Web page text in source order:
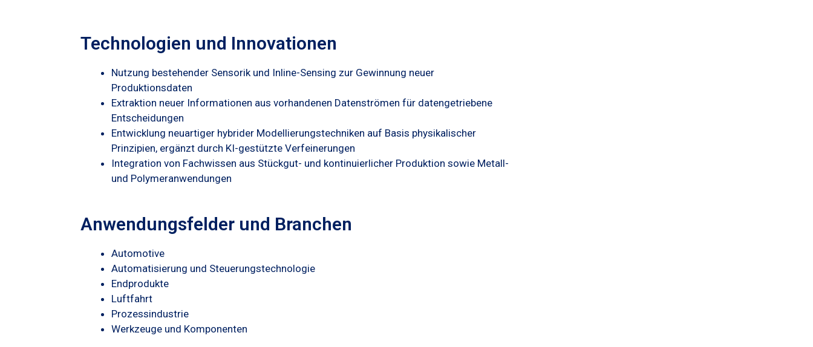
Technologien und Innovationen
Nutzung bestehender Sensorik und Inline-Sensing zur Gewinnung neuer
Produktionsdaten
Extraktion neuer Informationen aus vorhandenen Datenströmen für datengetriebene
Entscheidungen
Entwicklung neuartiger hybrider Modellierungstechniken auf Basis physikalischer
Prinzipien, ergänzt durch KI-gestützte Verfeinerungen
Integration von Fachwissen aus Stückgut- und kontinuierlicher Produktion sowie Metall-
und Polymeranwendungen
Anwendungsfelder und Branchen
Automotive
Automatisierung und Steuerungstechnologie
Endprodukte
Luftfahrt
Prozessindustrie
Werkzeuge und Komponenten